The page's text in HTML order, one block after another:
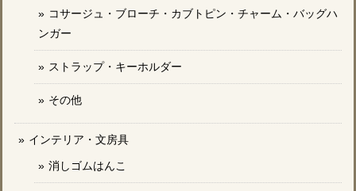
コサージュ・ブローチ・カブトピン・チャーム・バッグハ
ンガー
ストラップ・キーホルダー
その他
インテリア・文房具
消しゴムはんこ